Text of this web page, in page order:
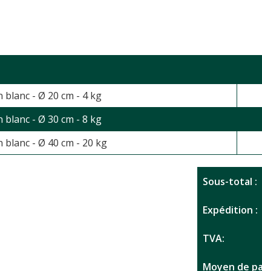
- Ø 20 cm - 4 kg
- Ø 30 cm - 8 kg
- Ø 40 cm - 20 kg
Sous-total :
Expédition :
TVA:
Moyen de